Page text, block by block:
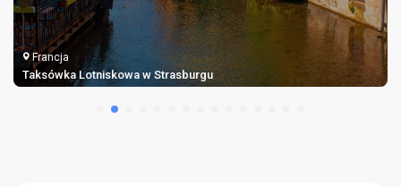
Francja
Taksówka Lotniskowa w Biarritz